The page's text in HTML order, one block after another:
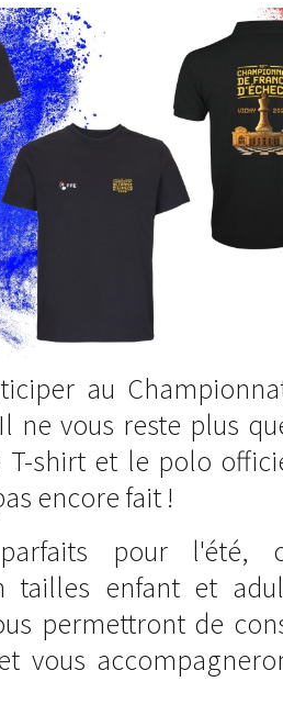
au
ne vous reste plus
shirt et le polo
encore fait !
pour l'été,
tailles enfant et
permettront de
vous